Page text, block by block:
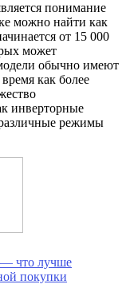
понимание
можно найти как
от 15 000
может
обычно имеют
как более
инверторные
режимы
— что лучше
покупки